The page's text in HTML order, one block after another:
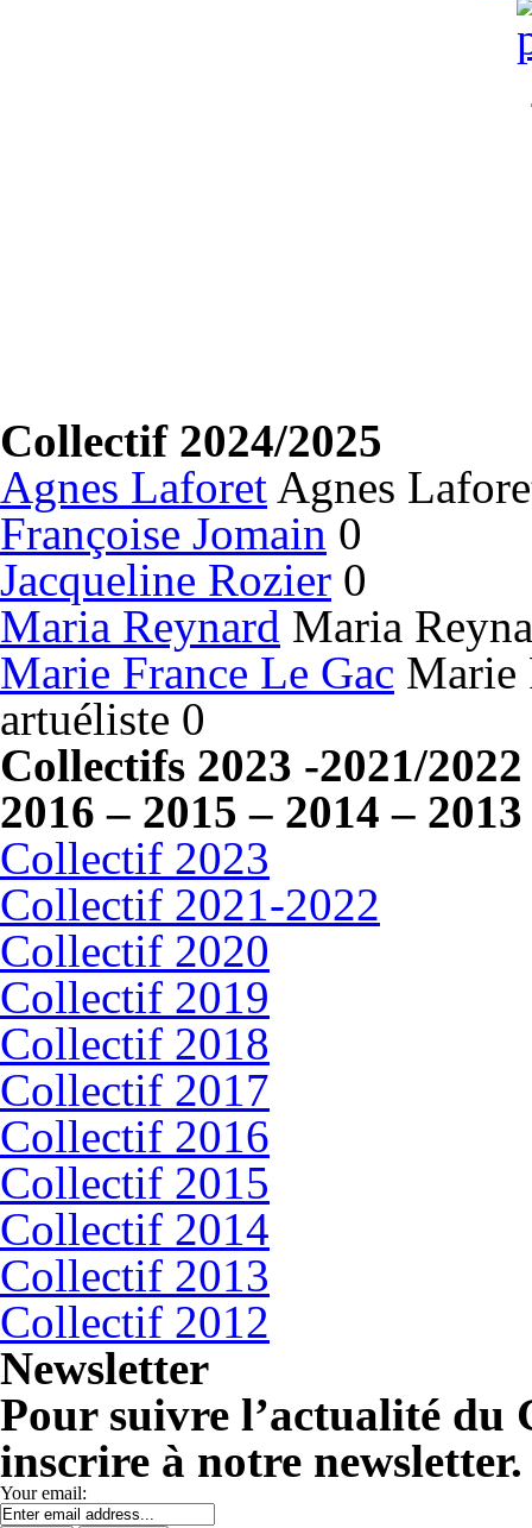
Collectif 2024/2025
Agnes Laforet Agnes
Françoise Jomain 0
Jacqueline Rozier 0
Maria Reynard Maria
Marie France Le Gac Marie
artuéliste 0
Collectifs 2023 -2021/
2016 – 2015 – 2014 –
Collectif 2023
Collectif 2021-2022
Collectif 2020
Collectif 2019
Collectif 2018
Collectif 2017
Collectif 2016
Collectif 2015
Collectif 2014
Collectif 2013
Collectif 2012
Newsletter
Pour suivre l’actualité du
inscrire à notre newsletter.
Your email: